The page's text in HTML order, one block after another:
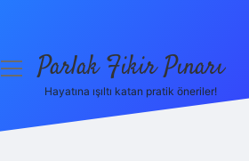
menüyüParlak Fikir Pınarı
Hayatına ışıltı katan pratik öneriler!